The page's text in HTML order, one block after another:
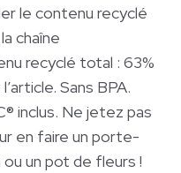
le contenu recyclé
chaîne
recyclé total : 63%
Sans BPA.
inclus. Ne jetez pas
en faire un porte-
un pot de fleurs !